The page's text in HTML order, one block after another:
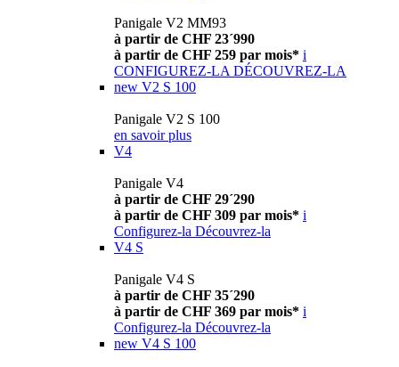
Panigale V2 MM93
à partir de CHF 23´990
à partir de CHF 259 par mois* i
CONFIGUREZ-LA DÉCOUVREZ-LA
new V2 S 100
Panigale V2 S 100
en savoir plus
V4
Panigale V4
à partir de CHF 29´290
à partir de CHF 309 par mois* i
Configurez-la Découvrez-la
V4 S
Panigale V4 S
à partir de CHF 35´290
à partir de CHF 369 par mois* i
Configurez-la Découvrez-la
new V4 S 100